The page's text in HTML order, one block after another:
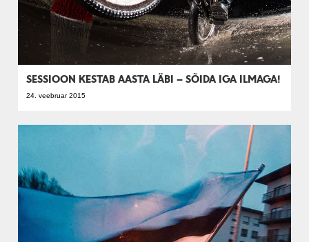
SESSIOON KESTAB AASTA LÄBI – SÕIDA IGA ILMAGA!
24. veebruar 2015